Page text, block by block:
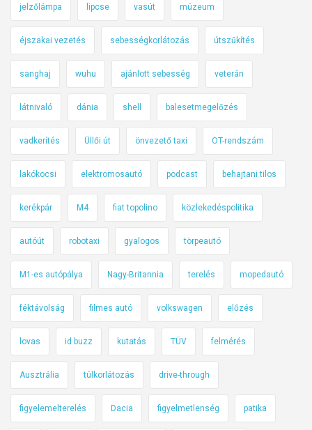
jelzőlámpa lipcse vasút múzeum
éjszakai vezetés sebességkorlátozás útszűkítés
sanghaj wuhu ajánlott sebesség veterán
látnivaló dánia shell balesetmegelőzés
vadkerítés Üllői út önvezető taxi OT-rendszám
lakókocsi elektromosautó podcast behajtani tilos
kerékpár M4 fiat topolino közlekedéspolitika
autóút robotaxi gyalogos törpeautó
M1-es autópálya Nagy-Britannia terelés mopedautó
féktávolság filmes autó volkswagen előzés
lovas id buzz kutatás TÜV felmérés
Ausztrália túlkorlátozás drive-through
figyelemelterelés Dacia figyelmetlenség patika